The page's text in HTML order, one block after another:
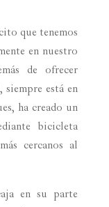
que tenemos
en nuestro
de ofrecer
está en
ha creado un
bicicleta
cercanos al
en su parte